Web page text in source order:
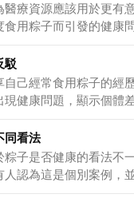
醫療資源應該用於更有
用粽子而引發的健康問
駁
自己經常食用粽子的經
健康問題，顯示個體差
同看法
粽子是否健康的看法不
認為這是個別案例，